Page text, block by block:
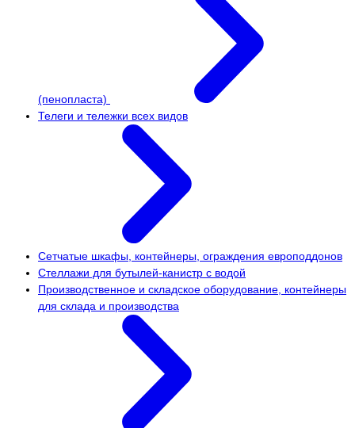
(пенопласта)
Телеги и тележки всех видов
Сетчатые шкафы, контейнеры, ограждения европоддонов
Стеллажи для бутылей-канистр с водой
Производственное и складское оборудование, контейнеры
для склада и производства